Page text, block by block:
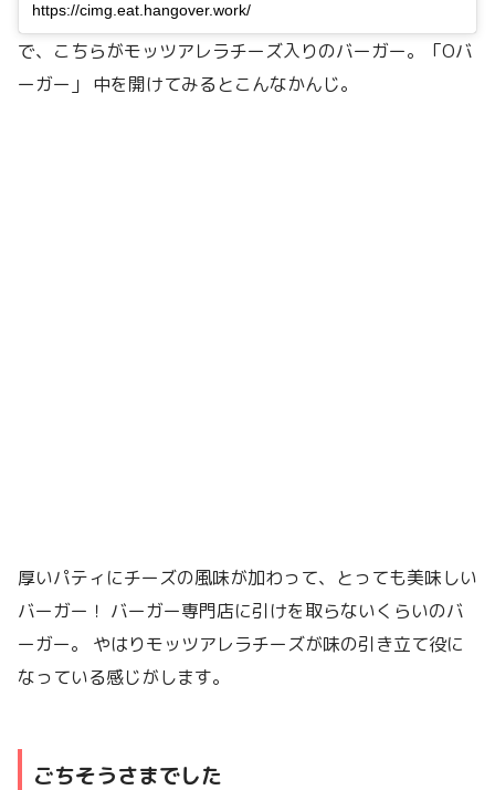
https://cimg.eat.hangover.work/
で、こちらがモッツアレラチーズ入りのバーガー。「Oバ
ーガー」 中を開けてみるとこんなかんじ。
厚いパティにチーズの風味が加わって、とっても美味しい
バーガー！ バーガー専門店に引けを取らないくらいのバ
ーガー。 やはりモッツアレラチーズが味の引き立て役に
なっている感じがします。
ごちそうさまでした